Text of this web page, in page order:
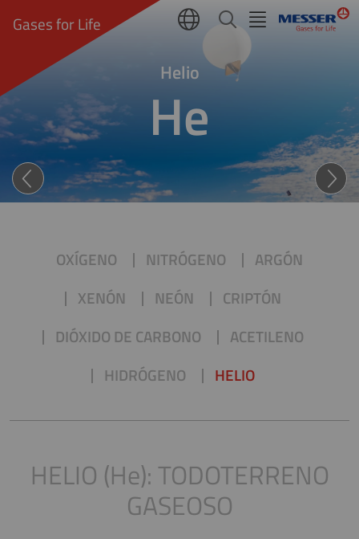
Gases for Life
Helio
HeHELIO (He):
OXÍGENO NITRÓGENO
ARGÓN
XENÓN
NEÓN
CRIPTÓN
DIÓXIDO DE CARBONO
ACETILENO
HIDRÓGENO
HELIO
HELIO (He): TODOTERRENO
GASEOSO